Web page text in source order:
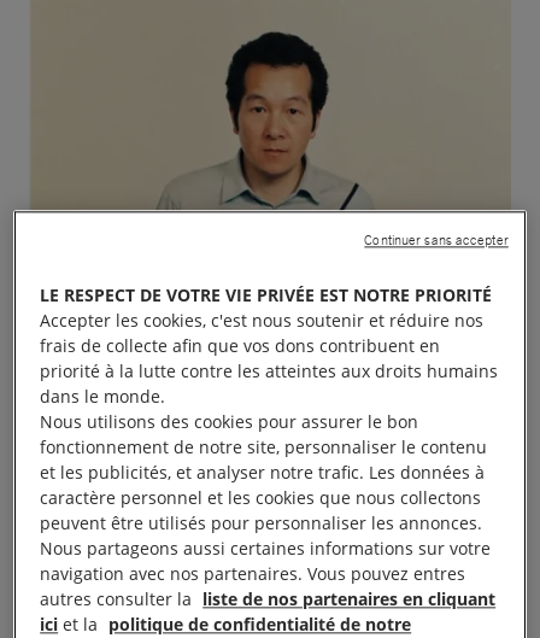
LE RESPECT DE VOTRE VIE PRIVÉE EST NOTRE PRIORITÉ
Accepter les cookies, c'est nous soutenir et réduire nos
frais de collecte afin que vos dons contribuent en
priorité à la lutte contre les atteintes aux droits humains
dans le monde.
Nous utilisons des cookies pour assurer le bon
fonctionnement de notre site, personnaliser le contenu
et les publicités, et analyser notre trafic. Les données à
caractère personnel et les cookies que nous collectons
peuvent être utilisés pour personnaliser les annonces.
Nous partageons aussi certaines informations sur votre
navigation avec nos partenaires. Vous pouvez entres
autres consulter la liste de nos partenaires en cliquant
ici et la politique de confidentialité de notre
Continuer sans accepter